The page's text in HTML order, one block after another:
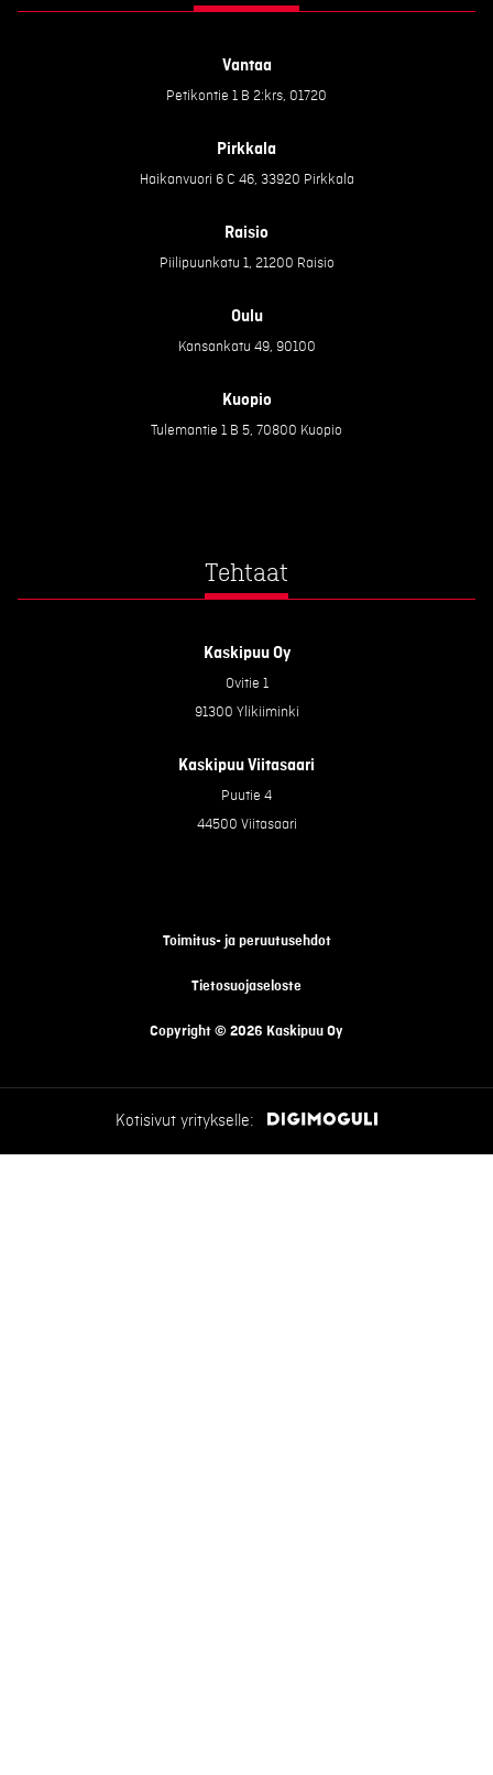
Vantaa
Petikontie 1 B 2:krs, 01720
Pirkkala
Haikanvuori 6 C 46, 33920 Pirkkala
Raisio
Piilipuunkatu 1, 21200 Raisio
Oulu
Kansankatu 49, 90100
Kuopio
Tulemantie 1 B 5, 70800 Kuopio
Tehtaat
Kaskipuu Oy
Ovitie 1
91300 Ylikiiminki
Kaskipuu Viitasaari
Puutie 4
44500 Viitasaari
Copyright © 2026 Kaskipuu Oy
Tietosuojaseloste
Toimitus- ja peruutusehdot
Kotisivut yritykselle: